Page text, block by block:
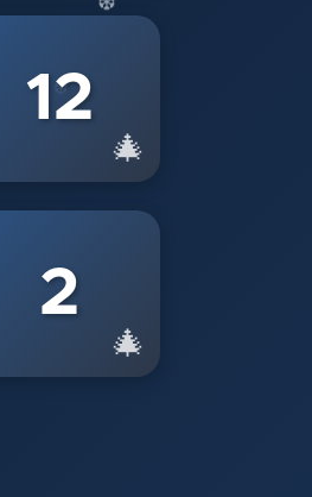
12
🎄
2
🎄